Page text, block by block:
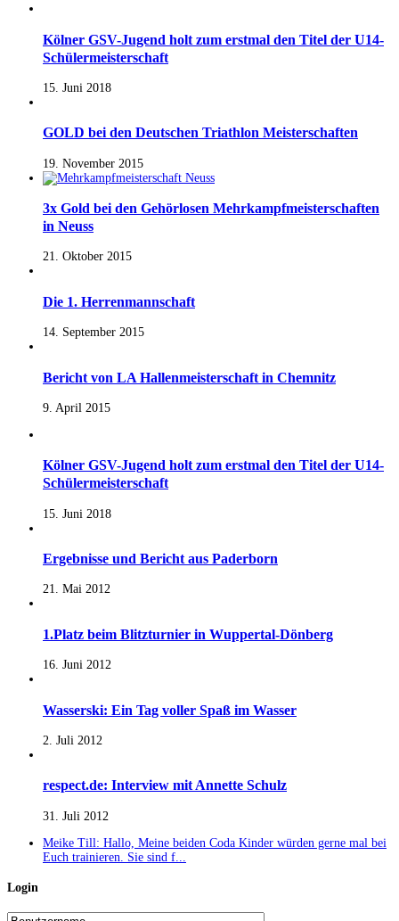
Kölner GSV-Jugend holt zum erstmal den Titel der U14-
Schülermeisterschaft
15. Juni 2018
GOLD bei den Deutschen Triathlon Meisterschaften
19. November 2015
3x Gold bei den Gehörlosen Mehrkampfmeisterschaften
in Neuss
21. Oktober 2015
Die 1. Herrenmannschaft
14. September 2015
Bericht von LA Hallenmeisterschaft in Chemnitz
9. April 2015
Kölner GSV-Jugend holt zum erstmal den Titel der U14-
Schülermeisterschaft
15. Juni 2018
Ergebnisse und Bericht aus Paderborn
21. Mai 2012
1.Platz beim Blitzturnier in Wuppertal-Dönberg
16. Juni 2012
Wasserski: Ein Tag voller Spaß im Wasser
2. Juli 2012
respect.de: Interview mit Annette Schulz
31. Juli 2012
Meike Till: Hallo, Meine beiden Coda Kinder würden gerne mal bei
Euch trainieren. Sie sind f...
Login